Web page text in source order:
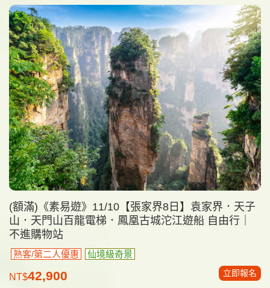
(額滿)《素易遊》11/10【張家界8日】袁家界．天子
山．天門山百龍電梯．鳳凰古城沱江遊船 自由行｜
不進購物站
熟客/第二人優惠 仙境級奇景
NT$42,900 立即報名